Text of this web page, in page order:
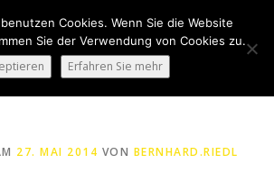
27. MAI 2014 VON BERNHARD.RIEDL
Cookies. Wenn Sie die Website
Sie der Verwendung von Cookies zu.
Erfahren Sie mehr